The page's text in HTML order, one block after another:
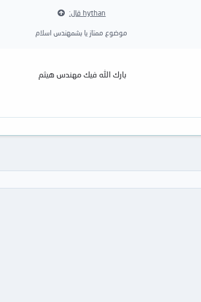
hythan قال:
موضوع ممتاز يا بشمهندس اسلام
بارك الله فيك مهندس هيثم